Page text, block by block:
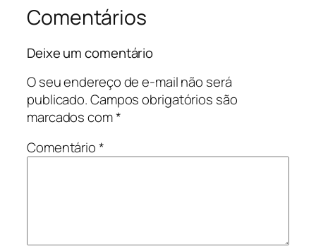
Comentários
Deixe um comentário
O seu endereço de e-mail não será
publicado.Campos obrigatórios são
marcados com*
Comentário*